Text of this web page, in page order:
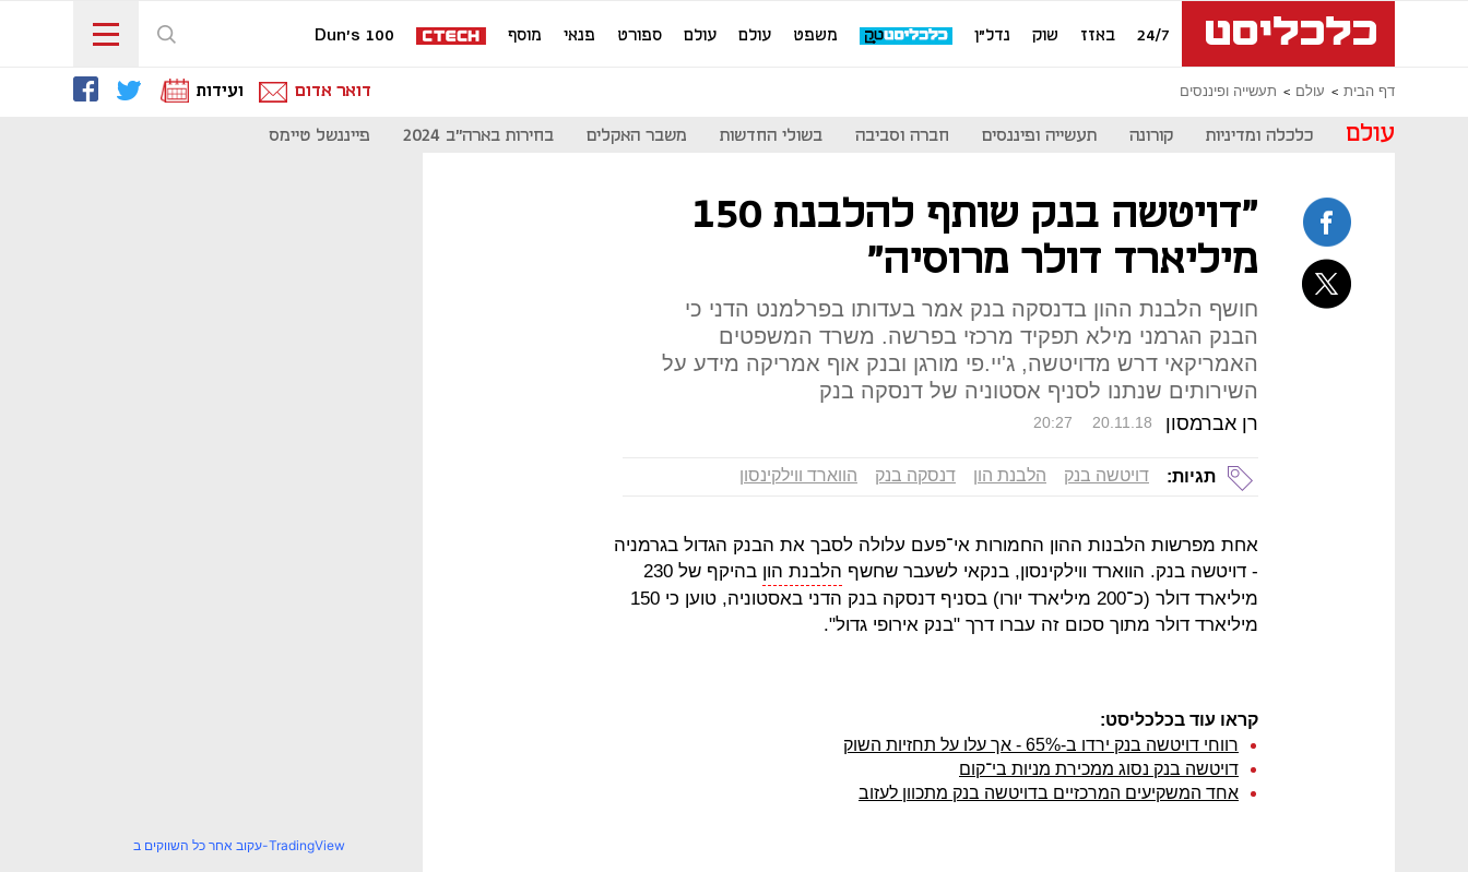
24/7 באזז שוק נדל"ן משפט עולם עולם ספורט פנאי מוסף Dun's 100
דף הבית עולם תעשייה ופיננסים דואר אדום ועידות
עולם כלכלה ומדיניות קורונה תעשייה ופיננסים חברה וסביבה בשולי החדשות משבר האקלים בחירות בארה"ב 2024 פייננשל טיימס
"דויטשה בנק שותף להלבנת 150
מיליארד דולר מרוסיה"
חושף הלבנת ההון בדנסקה בנק אמר בעדותו בפרלמנט הדני כי
הבנק הגרמני מילא תפקיד מרכזי בפרשה. משרד המשפטים
האמריקאי דרש מדויטשה, ג'יי.פי מורגן ובנק אוף אמריקה מידע על
השירותים שנתנו לסניף אסטוניה של דנסקה בנק
רן אברמסון 20:27 20.11.18
תגיות: דויטשה בנק הלבנת הון דנסקה בנק הווארד ווילקינסון
אחת מפרשות הלבנות ההון החמורות אי־פעם עלולה לסבך את הבנק הגדול בגרמניה
- דויטשה בנק. הווארד ווילקינסון, בנקאי לשעבר שחשף הלבנת הון
בהיקף של 230
מיליארד דולר (כ־200 מיליארד יורו) בסניף דנסקה בנק הדני באסטוניה, טוען כי 150
מיליארד דולר מתוך סכום זה עברו דרך "בנק אירופי גדול".
קראו עוד בכלכליסט:
רווחי דויטשה בנק ירדו ב-65% - אך עלו על תחזיות השוק
דויטשה בנק נסוג ממכירת מניות בי־קום
אחד המשקיעים המרכזיים בדויטשה בנק מתכוון לעזוב
עקוב אחר כל השווקים ב-TradingView